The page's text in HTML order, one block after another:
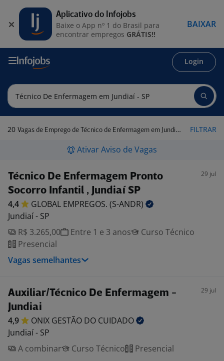
Login
20 Vagas de Emprego de Técnico de Enfermagem em Jundiaí - SP FILTRAR
Ativar Aviso de Vagas
Técnico De Enfermagem Pronto
Socorro Infantil , Jundiaí SP
29 jul
4,4 GLOBAL EMPREGOS. (S-ANDR)
Jundiaí - SP
R$ 3.265,00
Entre 1 e 3 anos
Curso Técnico
Presencial
Vagas semelhantes
Auxiliar/Técnico De Enfermagem -
Jundiai
29 jul
4,9 ONIX GESTÃO DO CUIDADO
Jundiaí - SP
A combinar
Curso Técnico Presencial
Aplicativo do Infojobs
Baixe o App nº 1 do Brasil para
encontrar empregos GRÁTIS!!
BAIXAR